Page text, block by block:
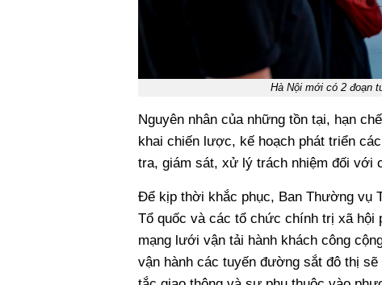
Hà Nội mới có 2 đoạn
Nguyên nhân của những tồn tại, hạn
khai chiến lược, kế hoạch phát triển
tra, giám sát, xử lý trách nhiệm đối với
Để kịp thời khắc phục, Ban Thường vụ
Tổ quốc và các tổ chức chính trị xã
mạng lưới vận tải hành khách công
vận hành các tuyến đường sắt đô thị